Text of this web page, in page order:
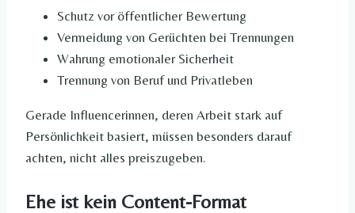
Schutz vor öffentlicher Bewertung
Vermeidung von Gerüchten bei Trennungen
Wahrung emotionaler Sicherheit
Trennung von Beruf und Privatleben
Gerade Influencerinnen, deren Arbeit stark auf
Persönlichkeit basiert, müssen besonders darauf
achten, nicht alles preiszugeben.
Ehe ist kein Content-Format